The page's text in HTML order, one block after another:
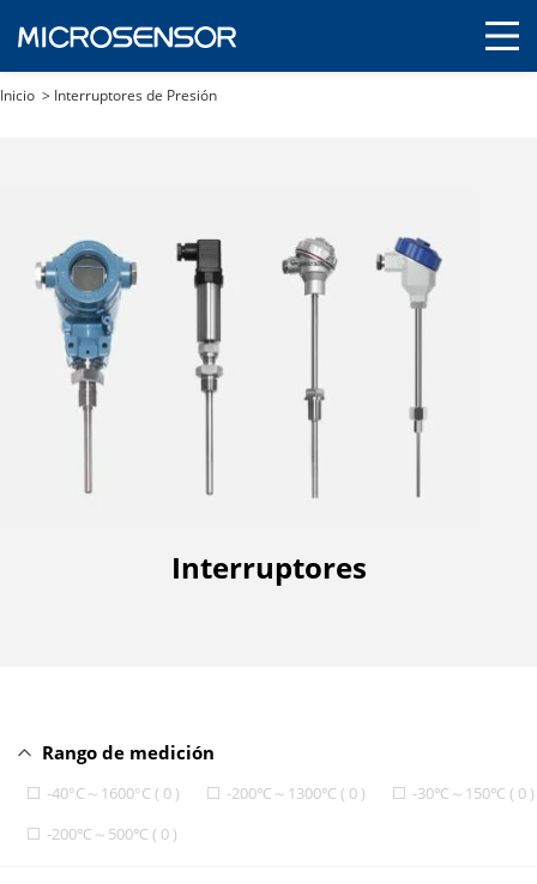
Inicio > Interruptores de Presión
Interruptores
Rango de medición
-40°C～1600°C ( 0 ) -200℃～1300℃ ( 0 )
-30℃～150℃ ( 0 )
-200℃～500℃ ( 0 )